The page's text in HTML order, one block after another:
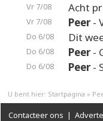
Vr 7/08 Acht
Vr 7/08 Peer-
Do 6/08 Dit
Do 6/08 Peer-
Do 6/08 Peer-
U bent hier: Startpagina »
Contacteer ons |